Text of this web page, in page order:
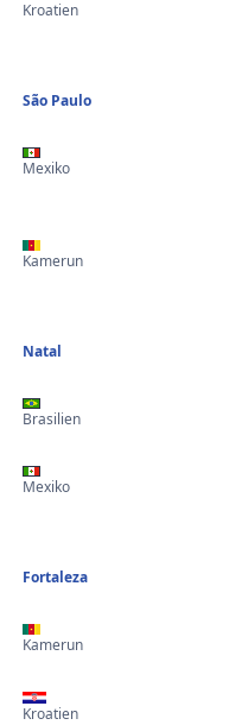
Kroatien
São Paulo
Mexiko
Kamerun
Natal
Brasilien
Mexiko
Fortaleza
Kamerun
Kroatien